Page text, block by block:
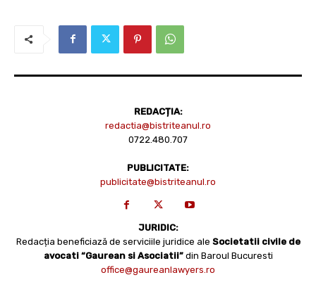
REDACȚIA:
redactia@bistriteanul.ro
0722.480.707
PUBLICITATE:
publicitate@bistriteanul.ro
JURIDIC:
Redacția beneficiază de serviciile juridice ale Societatii civile de
avocati “Gaurean si Asociatii” din Baroul Bucuresti
office@gaureanlawyers.ro